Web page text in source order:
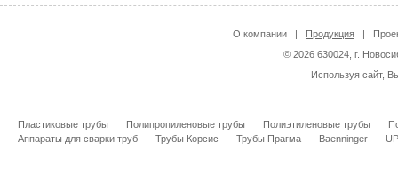
О компании | Продукция |
© 2026 630024, г.
Используя сайт,
Пластиковые трубы Полипропиленовые трубы Полиэтиленовые трубы
Аппараты для сварки труб
Трубы Корсис Трубы Прагма Baenninger